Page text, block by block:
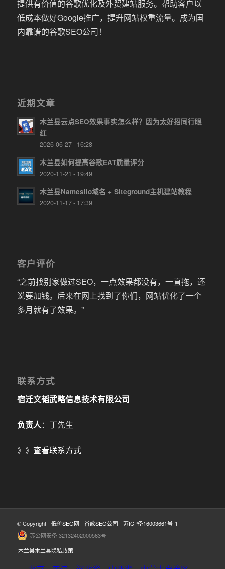
提供有价值的谷歌优化及外贸建站服务。帮助客户以
低成本做好Google推广，提升网站权重流量。成为国
内靠谱的谷歌SEO公司！
近期文章
木兰县云点SEO效果事实怎么样？因为太好招同行眼
红
2026-06-27 - 16:28
木兰县如何提高谷歌EAT质量评分
2020-11-21 - 19:49
木兰县Namesilo域名 + Siteground主机建站教程
2020-11-17 - 17:39
客户评价
“之前找别家做过SEO，一点效果都没有，一直拖，还
说要加钱。后来在网上找到了你们，网站优化了一个
多月就有了效果。”
联系方式
宿迁文韬武略信息技术有限公司
负责人：丁先生
》》 查看联系方式
© Copyright - 低价SEO网 - 谷歌SEO公司 - 苏ICP备16003661号-1
苏公网安备 32132402000563号
木兰县木兰县隐私政策